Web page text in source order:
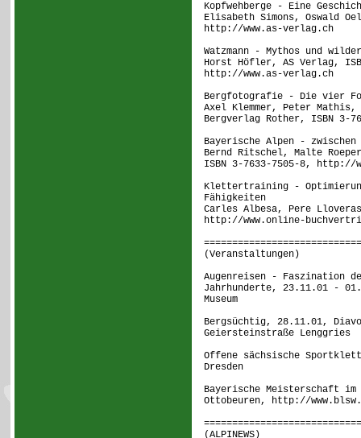
Kopfwehberge - Eine
Elisabeth Simons, Oswald
http://www.as-verlag.ch
Watzmann - Mythos und
Horst Höfler, AS Verlag,
http://www.as-verlag.ch
Bergfotografie - Die vier
Axel Klemmer, Peter
Bergverlag Rother, ISBN 3-
Bayerische Alpen - zwischen
Bernd Ritschel, Malte
ISBN 3-7633-7505-8, http://
Klettertraining -
Fähigkeiten
Carles Albesa, Pere
http://www.online-
Augenreisen - Faszination
Jahrhunderte, 23.11.01 -
Museum
Bergsüchtig, 28.11.01,
Geiersteinstraße Lenggries
Offene sächsische
Dresden
Bayerische Meisterschaft
Ottobeuren, http://
(ALPINEWS)